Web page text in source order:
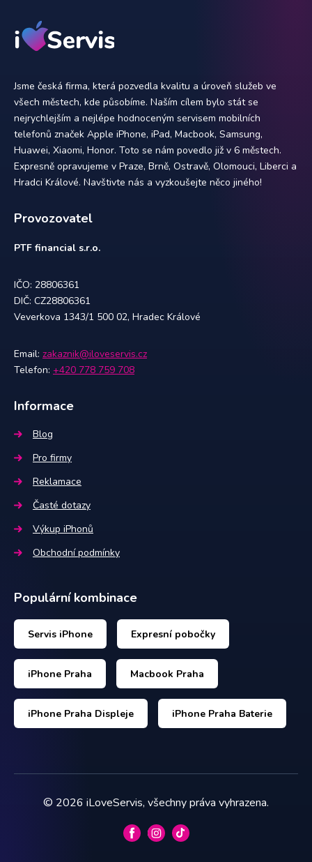
Jsme česká firma, která pozvedla kvalitu a úroveň služeb ve
všech městech, kde působíme. Naším cílem bylo stát se
nejrychlejším a nejlépe hodnoceným servisem mobilních
telefonů značek Apple iPhone, iPad, Macbook, Samsung,
Huawei, Xiaomi, Honor. Toto se nám povedlo již v 6 městech.
Expresně opravujeme v Praze, Brně, Ostravě, Olomouci, Liberci a
Hradci Králové. Navštivte nás a vyzkoušejte něco jiného!
Provozovatel
PTF financial s.r.o.
IČO: 28806361
DIČ: CZ28806361
Veverkova 1343/1 500 02, Hradec Králové
Email: zakaznik@iloveservis.cz
Telefon: +420 778 759 708
Informace
Blog
Pro firmy
Reklamace
Časté dotazy
Výkup iPhonů
Obchodní podmínky
Populární kombinace
Servis iPhone Expresní pobočky
iPhone Praha Macbook Praha
iPhone Praha Displeje iPhone Praha Baterie
© 2026 iLoveServis, všechny práva vyhrazena.